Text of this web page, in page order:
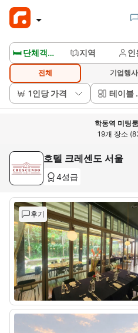
🛏️ 단체객실보기 지역 인
전체 기업행사
1인당 가격 테
학동역 미팅
19개 장소
호텔 크레센도 서울
4성급
후기